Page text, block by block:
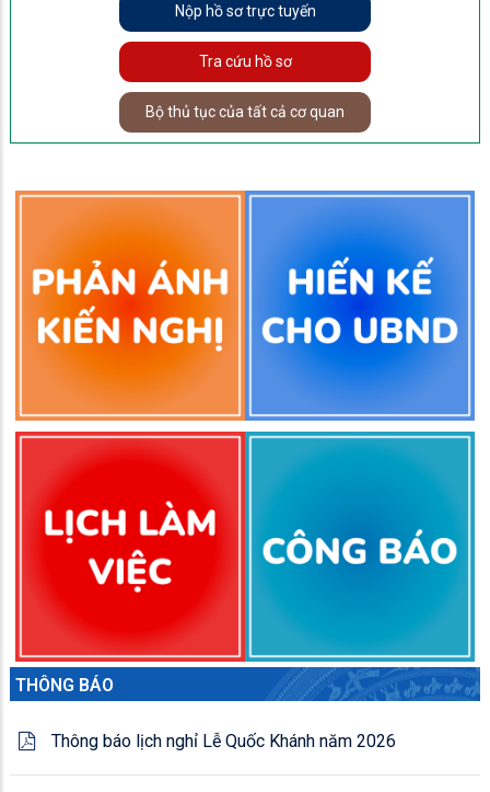
Nộp hồ sơ trực tuyến
Tra cứu hồ sơ
Bộ thủ tục của tất cả cơ quan
THÔNG BÁO
Thông báo lịch nghỉ Lễ Quốc Khánh năm 2026